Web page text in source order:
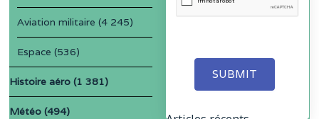
SUBMIT
Aviation militaire (4 245)
Espace (536)
Histoire aéro (1 381)
Météo (494)